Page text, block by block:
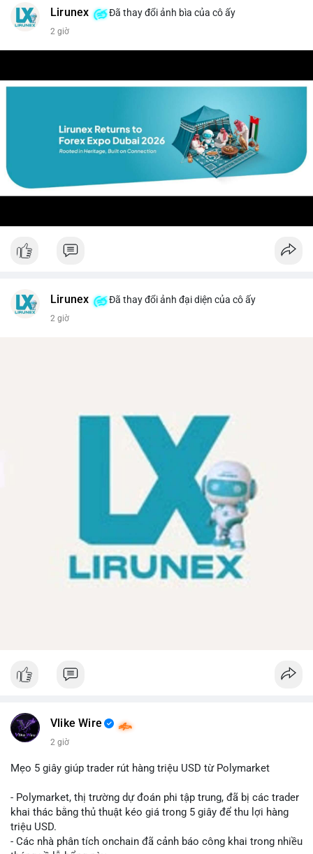
Lirunex Đã thay đổi ảnh bìa của cô ấy
2 giờ
Lirunex Đã thay đổi ảnh đại diện của cô ấy
2 giờ
Vlike Wire
2 giờ
Mẹo 5 giây giúp trader rút hàng triệu USD từ Polymarket
- Polymarket, thị trường dự đoán phi tập trung, đã bị các trader
khai thác bằng thủ thuật kéo giá trong 5 giây để thu lợi hàng
triệu USD.
- Các nhà phân tích onchain đã cảnh báo công khai trong nhiều